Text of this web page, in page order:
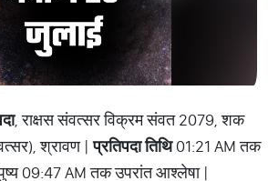
, राक्षस संवत्सर विक्रम संवत 2079, शक
श्रावण |प्रतिपदा तिथि01:21 AM तक
09:47 AM तक उपरांत आश्लेषा |